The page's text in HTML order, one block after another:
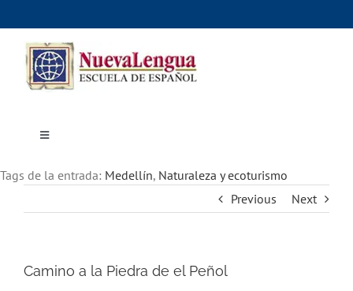
to
content
Toggle
Cursos
Dónde estudiar
Tags de la entrada: Medellín, Naturaleza y ecoturismo
Previous
Next
Camino a la Piedra de el Peñol